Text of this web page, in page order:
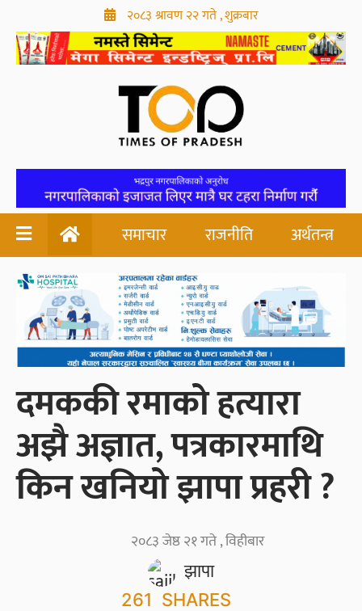
२०८३ श्रावण २२ गते , शुक्रबार
समाचार राजनीति अर्थतन्त्र
दमककी रमाको हत्यारा
अझै अज्ञात, पत्रकारमाथि
किन खनियो झापा प्रहरी ?
झापा
२०८३ जेष्ठ २१ गते , विहीबार
261 SHARES